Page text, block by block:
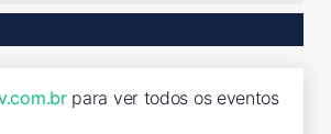
para ver todos os eventos